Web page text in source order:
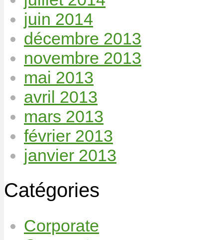
juin 2014
décembre 2013
novembre 2013
mai 2013
avril 2013
mars 2013
février 2013
janvier 2013
Catégories
Corporate